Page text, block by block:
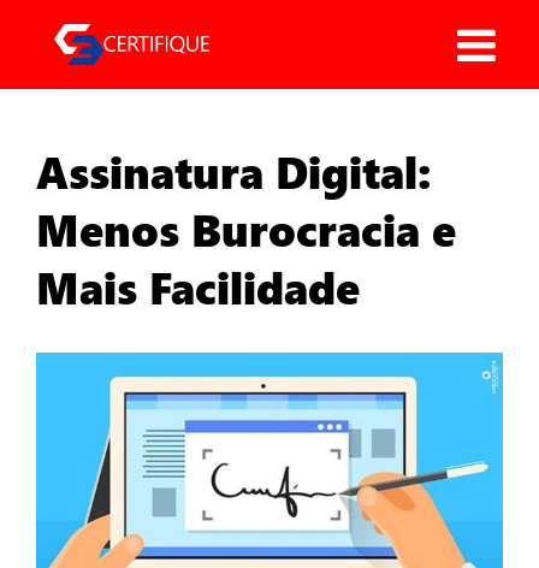
Assinatura Digital:
Menos Burocracia e
Mais Facilidade